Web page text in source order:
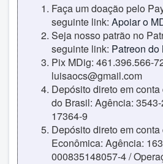
Faça um doação pelo
seguinte link: Apoiar o
Seja nosso patrão no
seguinte link: Patreon do
Pix MDig: 461.396.566-
luisaocs@gmail.com
Depósito direto em
do Brasil: Agência:
17364-9
Depósito direto em
Econômica: Agência:
000835148057-4 /